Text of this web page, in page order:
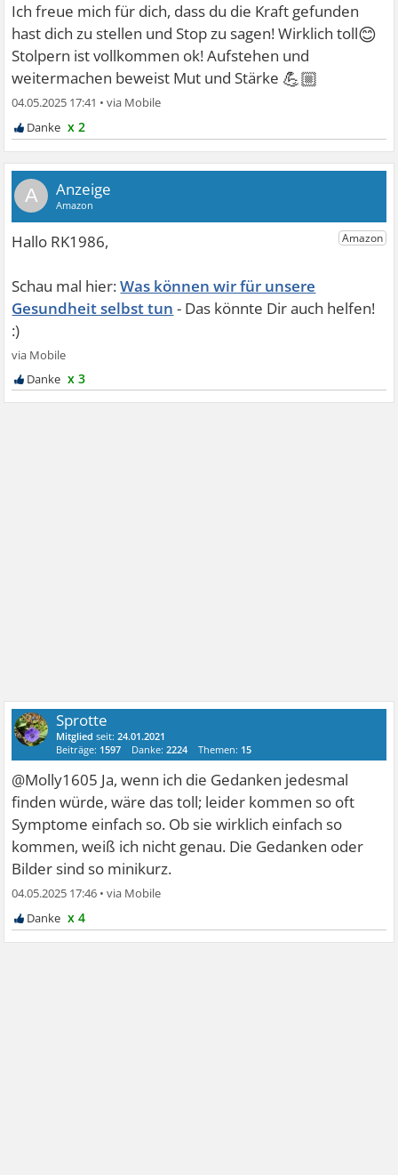
Ich freue mich für dich, dass du die Kraft gefunden
hast dich zu stellen und Stop zu sagen! Wirklich toll😊
Stolpern ist vollkommen ok! Aufstehen und
weitermachen beweist Mut und Stärke 💪🏼
04.05.2025 17:41 •
x 2
A
Was können wir für unsere
Gesundheit selbst tun
x 3
Sprotte
Mitglied seit:24.01.2021
Beiträge: 1597 Danke:2224 Themen: 15
@Molly1605 Ja, wenn ich die Gedanken jedesmal
finden würde, wäre das toll; leider kommen so oft
Symptome einfach so. Ob sie wirklich einfach so
kommen, weiß ich nicht genau. Die Gedanken oder
Bilder sind so minikurz.
04.05.2025 17:46 •
x 4